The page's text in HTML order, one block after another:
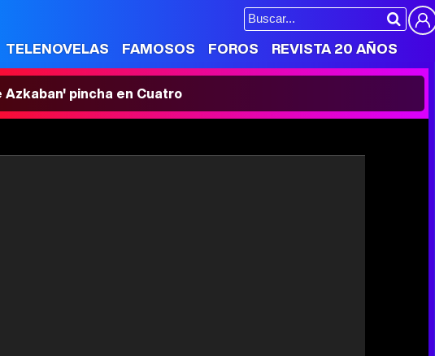
TELENOVELAS FAMOSOS FOROS REVISTA 20 AÑOS
pincha en Cuatro